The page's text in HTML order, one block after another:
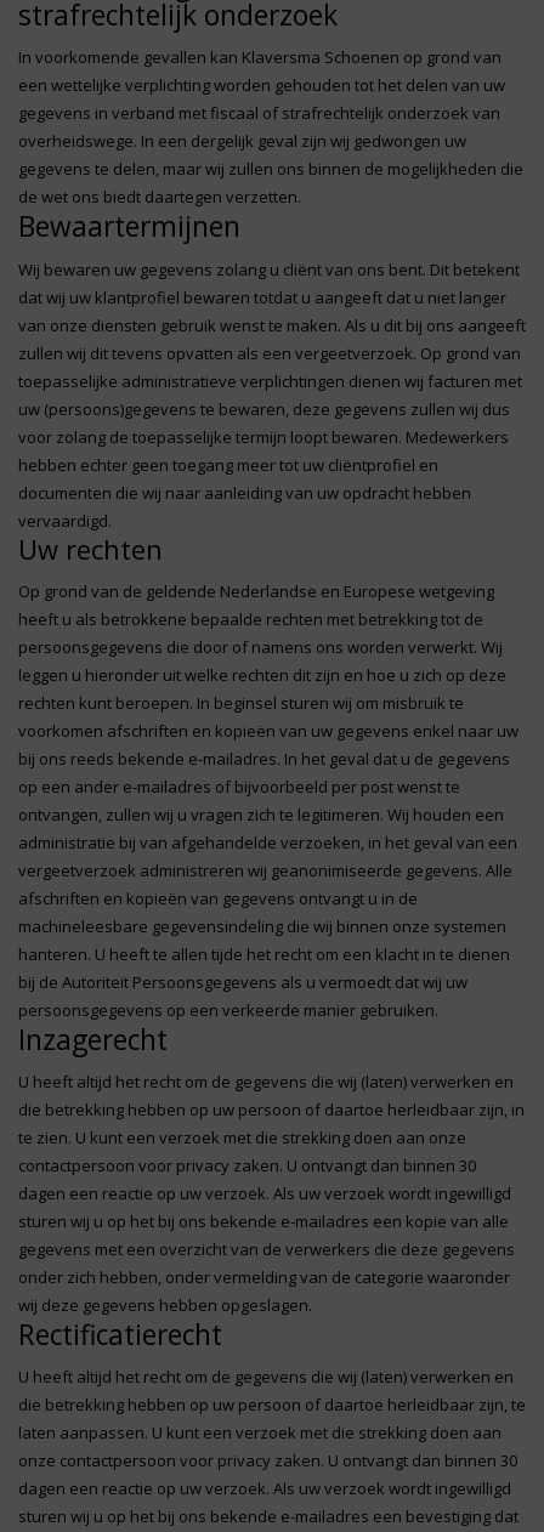
strafrechtelijk onderzoek
In voorkomende gevallen kan Klaversma Schoenen op grond van
een wettelijke verplichting worden gehouden tot het delen van uw
gegevens in verband met fiscaal of strafrechtelijk onderzoek van
overheidswege. In een dergelijk geval zijn wij gedwongen uw
gegevens te delen, maar wij zullen ons binnen de mogelijkheden die
de wet ons biedt daartegen verzetten.
Bewaartermijnen
Wij bewaren uw gegevens zolang u cliënt van ons bent. Dit betekent
dat wij uw klantprofiel bewaren totdat u aangeeft dat u niet langer
van onze diensten gebruik wenst te maken. Als u dit bij ons aangeeft
zullen wij dit tevens opvatten als een vergeetverzoek. Op grond van
toepasselijke administratieve verplichtingen dienen wij facturen met
uw (persoons)gegevens te bewaren, deze gegevens zullen wij dus
voor zolang de toepasselijke termijn loopt bewaren. Medewerkers
hebben echter geen toegang meer tot uw cliëntprofiel en
documenten die wij naar aanleiding van uw opdracht hebben
vervaardigd.
Uw rechten
Op grond van de geldende Nederlandse en Europese wetgeving
heeft u als betrokkene bepaalde rechten met betrekking tot de
persoonsgegevens die door of namens ons worden verwerkt. Wij
leggen u hieronder uit welke rechten dit zijn en hoe u zich op deze
rechten kunt beroepen. In beginsel sturen wij om misbruik te
voorkomen afschriften en kopieën van uw gegevens enkel naar uw
bij ons reeds bekende e-mailadres. In het geval dat u de gegevens
op een ander e-mailadres of bijvoorbeeld per post wenst te
ontvangen, zullen wij u vragen zich te legitimeren. Wij houden een
administratie bij van afgehandelde verzoeken, in het geval van een
vergeetverzoek administreren wij geanonimiseerde gegevens. Alle
afschriften en kopieën van gegevens ontvangt u in de
machineleesbare gegevensindeling die wij binnen onze systemen
hanteren. U heeft te allen tijde het recht om een klacht in te dienen
bij de Autoriteit Persoonsgegevens als u vermoedt dat wij uw
persoonsgegevens op een verkeerde manier gebruiken.
Inzagerecht
U heeft altijd het recht om de gegevens die wij (laten) verwerken en
die betrekking hebben op uw persoon of daartoe herleidbaar zijn, in
te zien. U kunt een verzoek met die strekking doen aan onze
contactpersoon voor privacy zaken. U ontvangt dan binnen 30
dagen een reactie op uw verzoek. Als uw verzoek wordt ingewilligd
sturen wij u op het bij ons bekende e-mailadres een kopie van alle
gegevens met een overzicht van de verwerkers die deze gegevens
onder zich hebben, onder vermelding van de categorie waaronder
wij deze gegevens hebben opgeslagen.
Rectificatierecht
U heeft altijd het recht om de gegevens die wij (laten) verwerken en
die betrekking hebben op uw persoon of daartoe herleidbaar zijn, te
laten aanpassen. U kunt een verzoek met die strekking doen aan
onze contactpersoon voor privacy zaken. U ontvangt dan binnen 30
dagen een reactie op uw verzoek. Als uw verzoek wordt ingewilligd
sturen wij u op het bij ons bekende e-mailadres een bevestiging dat